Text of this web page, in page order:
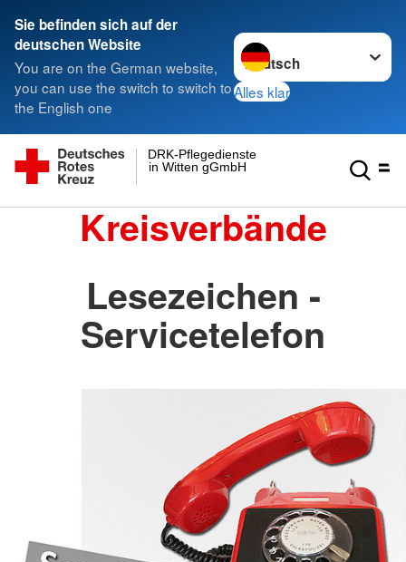
Sie befinden sich auf der
deutschen Website
You are on the German website,
you can use the switch to switch to
the English one
Sprache wechseln zu
Alles klar
in Witten gGmbH
DRK-Pflegedienste
Kreisverbände
Lesezeichen -
Servicetelefon